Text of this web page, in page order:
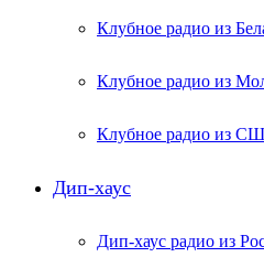
Клубное радио из
Клубное радио из
Клубное радио из
Дип-хаус
Дип-хаус радио из